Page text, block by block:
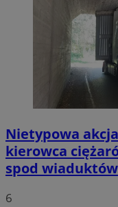
Nietypowa
kierowca
spod wiaduktów
6